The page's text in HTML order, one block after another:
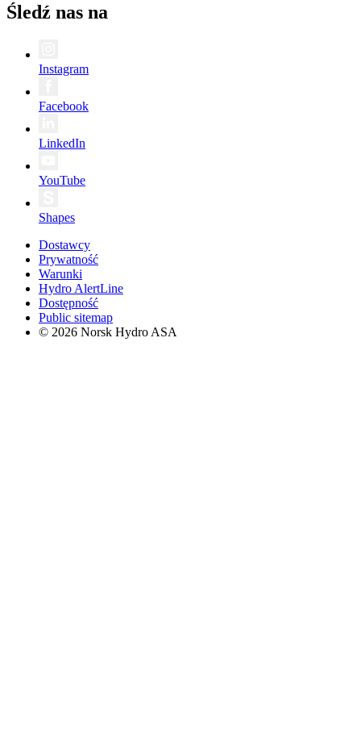
Śledź nas na
Instagram
Facebook
LinkedIn
YouTube
Shapes
Dostawcy
Prywatność
Warunki
Hydro AlertLine
Dostępność
Public sitemap
© 2026 Norsk Hydro ASA